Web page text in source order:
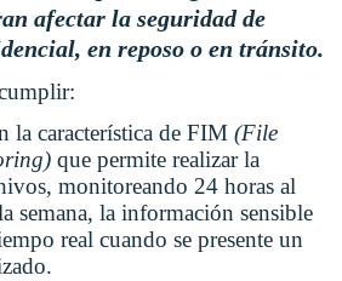
afectar la seguridad de
en reposo o en tránsito.
la característica de FIM (File
que permite realizar la
monitoreando 24 horas al
semana, la información sensible
real cuando se presente un